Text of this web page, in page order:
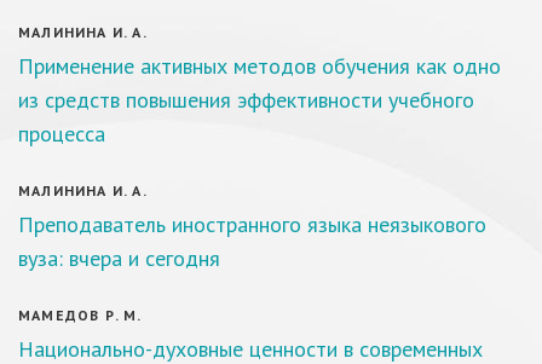
МАЛИНИНА И. А.
Применение активных методов обучения как одно
из средств повышения эффективности учебного
процесса
МАЛИНИНА И. А.
Преподаватель иностранного языка неязыкового
вуза: вчера и сегодня
МАМЕДОВ Р. М.
Национально-духовные ценности в современных